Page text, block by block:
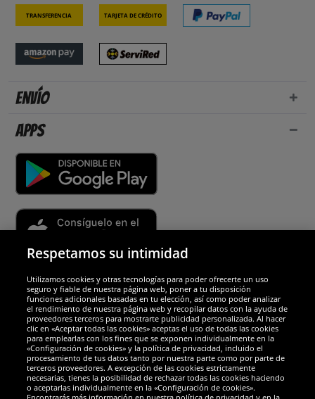
Transferencia Tarjeta de crédito
Envío
Apps
Socios y seguridad
Galardones
Respetamos su intimidad
Utilizamos cookies y otras tecnologías para poder ofrecerte un uso
seguro y fiable de nuestra página web, poner a tu disposición
funciones adicionales basadas en tu elección, así como poder analizar
el rendimiento de nuestra página web y recopilar datos con la ayuda de
proveedores terceros para mostrarte publicidad personalizada. Al hacer
clic en «Aceptar todas las cookies» aceptas el uso de todas las cookies
para emplearlas con los fines que se exponen individualmente en la
«Configuración de cookies» y la política de privacidad, incluido el
procesamiento de tus datos tanto por nuestra parte como por parte de
terceros proveedores. A excepción de las cookies estrictamente
necesarias, tienes la posibilidad de rechazar todas las cookies haciendo
o aceptarlas individualmente en la «Configuración de cookies».